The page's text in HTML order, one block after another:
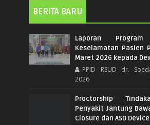
BERITA BARU
Laporan
Keselamatan Pasien
Maret 2026 kepada
PPID RSUD dr.
2026
Proctorship
Penyakit Jantung
Closure dan ASD